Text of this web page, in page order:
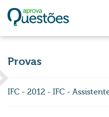
Provas
IFC - 2012 - IFC -